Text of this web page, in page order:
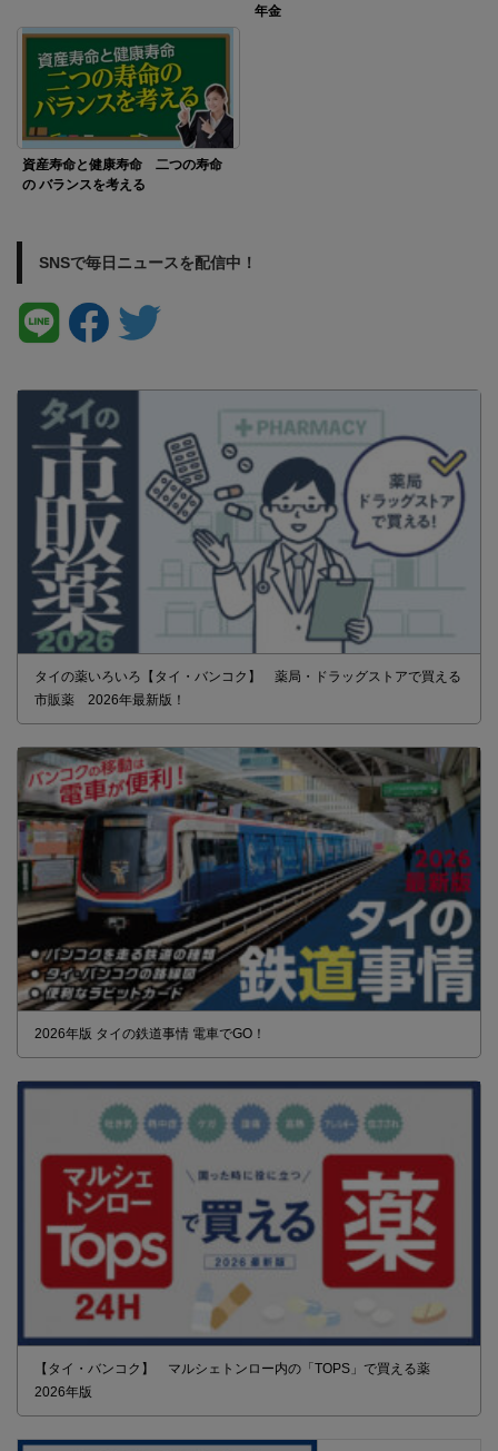
年金
資産寿命と健康寿命 二つの寿命
の バランスを考える
SNSで毎日ニュースを配信中！
タイの薬いろいろ【タイ・バンコク】 薬局・ドラッグストアで買える
市販薬 2026年最新版！
2026年版 タイの鉄道事情 電車でGO！
【タイ・バンコク】 マルシェトンロー内の「TOPS」で買える薬
2026年版